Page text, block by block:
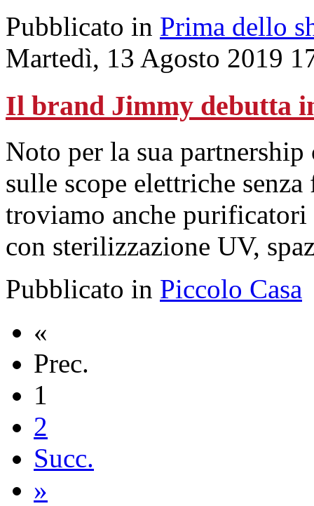
Pubblicato in Prima dello
Martedì, 13 Agosto 2019
Il brand Jimmy debutta
Noto per la sua
sulle scope elettriche
troviamo anche
con sterilizzazione UV,
Pubblicato in Piccolo Casa
«
Prec.
1
2
Succ.
»